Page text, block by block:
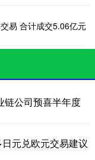
易 合计成交5.06亿元
链公司预喜半年度
元兑欧元交易建议